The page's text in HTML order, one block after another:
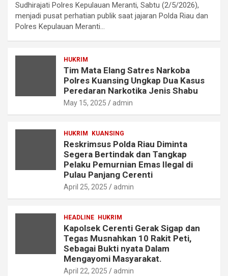
Sudhirajati Polres Kepulauan Meranti, Sabtu (2/5/2026),
menjadi pusat perhatian publik saat jajaran Polda Riau dan
Polres Kepulauan Meranti…
HUKRIM
Tim Mata Elang Satres Narkoba
Polres Kuansing Ungkap Dua Kasus
Peredaran Narkotika Jenis Shabu
May 15, 2025 admin
HUKRIM KUANSING
Reskrimsus Polda Riau Diminta
Segera Bertindak dan Tangkap
Pelaku Pemurnian Emas Ilegal di
Pulau Panjang Cerenti
April 25, 2025 admin
HEADLINE HUKRIM
Kapolsek Cerenti Gerak Sigap dan
Tegas Musnahkan 10 Rakit Peti,
Sebagai Bukti nyata Dalam
Mengayomi Masyarakat.
April 22, 2025 admin